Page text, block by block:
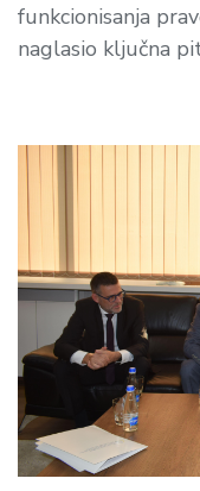
funkcionisanja
naglasio ključna